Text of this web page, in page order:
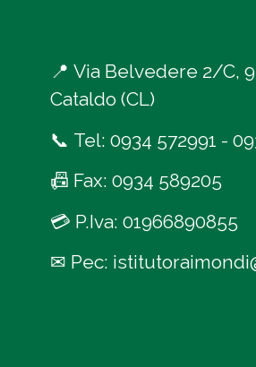
📍 Via Belvedere 2/C,
Cataldo (CL)
📞 Tel: 0934 572991 -
📠 Fax: 0934 589205
💳 P.Iva: 01966890855
✉ Pec: